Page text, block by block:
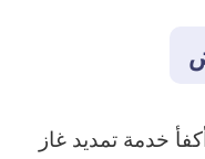
خدمة تمديد غاز